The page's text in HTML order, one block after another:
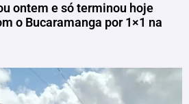
ontem e só terminou hoje
o Bucaramanga por 1×1 na